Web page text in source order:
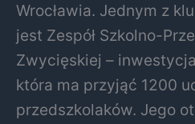
Wrocławia. Jednym z
jest Zespół Szkolno-
Zwycięskiej – inwestycja
która ma przyjąć 1200
przedszkolaków. Jego